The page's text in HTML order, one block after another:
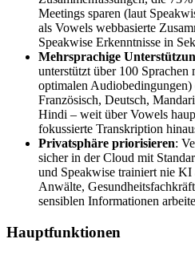
Meetings sparen (laut
als Vowels webbasierte
Speakwise Erkenntnisse in
Mehrsprachige
unterstützt über 100
optimalen
Französisch, Deutsch,
Hindi – weit über Vowels
fokussierte Transkription
Privatsphäre priorisieren:
sicher in der Cloud mit
und Speakwise trainiert nie
Anwälte,
sensiblen Informationen
Hauptfunktionen